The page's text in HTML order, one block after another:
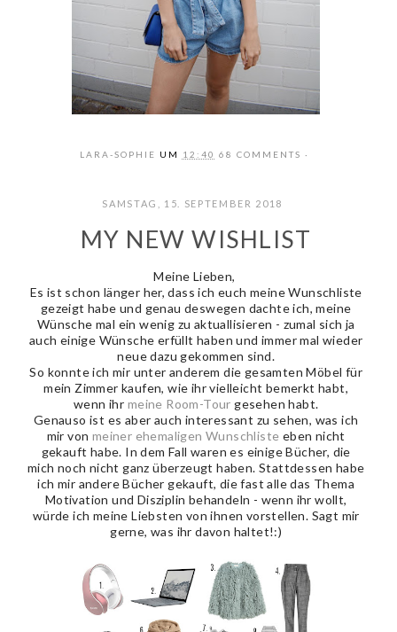
LARA-SOPHIE UM 12:40 68 COMMENTS
SAMSTAG, 15. SEPTEMBER 2018
MY NEW WISHLIST
Meine Lieben,
Es ist schon länger her, dass ich euch meine Wunschliste
gezeigt habe und genau deswegen dachte ich, meine
Wünsche mal ein wenig zu aktuallisieren - zumal sich ja
auch einige Wünsche erfüllt haben und immer mal wieder
neue dazu gekommen sind.
So konnte ich mir unter anderem die gesamten Möbel für
mein Zimmer kaufen, wie ihr vielleicht bemerkt habt,
wenn ihr meine Room-Tour gesehen habt.
Genauso ist es aber auch interessant zu sehen, was ich
mir von meiner ehemaligen Wunschliste eben nicht
gekauft habe. In dem Fall waren es einige Bücher, die
mich noch nicht ganz überzeugt haben. Stattdessen habe
ich mir andere Bücher gekauft, die fast alle das Thema
Motivation und Disziplin behandeln - wenn ihr wollt,
würde ich meine Liebsten von ihnen vorstellen. Sagt mir
gerne, was ihr davon haltet!:)